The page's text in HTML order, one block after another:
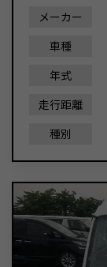
メーカー
車種
年式
走行距離
種別